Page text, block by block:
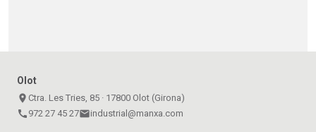
Olot
place Ctra. Les Tries, 85 · 17800 Olot (Girona)
call 972 27 45 27emailindustrial@manxa.com